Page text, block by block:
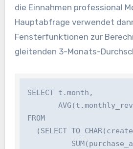
die Einnahmen professional
Hauptabfrage verwendet
Fensterfunktionen zur
gleitenden 3-Monats-
SELECT t.month,
FROM
(SELECT